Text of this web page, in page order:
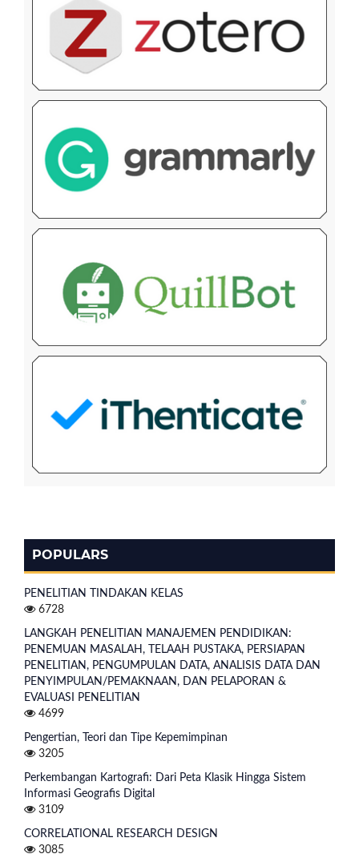
POPULARS
PENELITIAN TINDAKAN KELAS
6728
LANGKAH PENELITIAN MANAJEMEN PENDIDIKAN:
PENEMUAN MASALAH, TELAAH PUSTAKA, PERSIAPAN
PENELITIAN, PENGUMPULAN DATA, ANALISIS DATA DAN
PENYIMPULAN/PEMAKNAAN, DAN PELAPORAN &
EVALUASI PENELITIAN
4699
Pengertian, Teori dan Tipe Kepemimpinan
3205
Perkembangan Kartografi: Dari Peta Klasik Hingga Sistem
Informasi Geografis Digital
3109
CORRELATIONAL RESEARCH DESIGN
3085